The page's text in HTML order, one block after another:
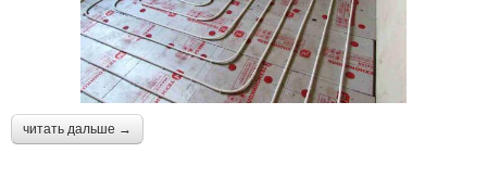
читать дальше →